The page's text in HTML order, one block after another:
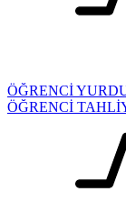
ÖĞRENCİ
ÖĞRENCİ